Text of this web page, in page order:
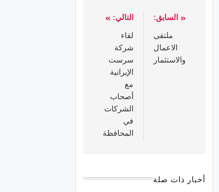
السابق:
ملتقى
الاعمال
والاستثمار
التالي:
لقاء
شركة
سرست
الإيرانية
مع
أصحاب
الشركات
في
المحافظة
أخبار ذات صلة